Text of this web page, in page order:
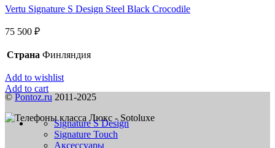
Vertu Signature S Design Steel Black Crocodile
75 500 ₽
Страна Финляндия
Add to wishlist
Add to cart
© Pontoz.ru 2011-2025
Signature S Design
Signature Touch
Аксессуары